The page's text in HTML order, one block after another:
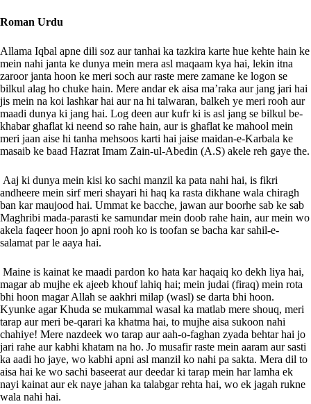
Roman Urdu
Allama Iqbal apne dili soz aur tanhai ka tazkira karte hue kehte hain ke
mein nahi janta ke dunya mein mera asl maqaam kya hai, lekin itna
zaroor janta hoon ke meri soch aur raste mere zamane ke logon se
bilkul alag ho chuke hain. Mere andar ek aisa ma’raka aur jang jari hai
jis mein na koi lashkar hai aur na hi talwaran, balkeh ye meri rooh aur
maadi dunya ki jang hai. Log deen aur kufr ki is asl jang se bilkul be-
khabar ghaflat ki neend so rahe hain, aur is ghaflat ke mahool mein
meri jaan aise hi tanha mehsoos karti hai jaise maidan-e-Karbala ke
masaib ke baad Hazrat Imam Zain-ul-Abedin (A.S) akele reh gaye the.
Aaj ki dunya mein kisi ko sachi manzil ka pata nahi hai, is fikri
andheere mein sirf meri shayari hi haq ka rasta dikhane wala chiragh
ban kar maujood hai. Ummat ke bacche, jawan aur boorhe sab ke sab
Maghribi mada-parasti ke samundar mein doob rahe hain, aur mein wo
akela faqeer hoon jo apni rooh ko is toofan se bacha kar sahil-e-
salamat par le aaya hai.
Maine is kainat ke maadi pardon ko hata kar haqaiq ko dekh liya hai,
magar ab mujhe ek ajeeb khouf lahiq hai; mein judai (firaq) mein rota
bhi hoon magar Allah se aakhri milap (wasl) se darta bhi hoon.
Kyunke agar Khuda se mukammal wasal ka matlab mere shouq, meri
tarap aur meri be-qarari ka khatma hai, to mujhe aisa sukoon nahi
chahiye! Mere nazdeek wo tarap aur aah-o-faghan zyada behtar hai jo
jari rahe aur kabhi khatam na ho. Jo musafir raste mein aaram aur sasti
ka aadi ho jaye, wo kabhi apni asl manzil ko nahi pa sakta. Mera dil to
aisa hai ke wo sachi baseerat aur deedar ki tarap mein har lamha ek
nayi kainat aur ek naye jahan ka talabgar rehta hai, wo ek jagah rukne
wala nahi hai.